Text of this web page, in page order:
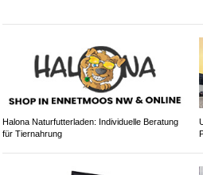
Halona Naturfutterladen: Individuelle Beratung
für Tiernahrung